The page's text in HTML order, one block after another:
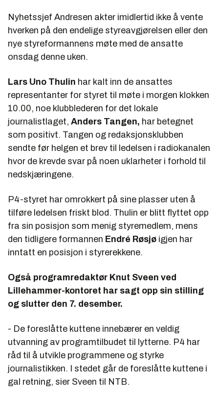
Nyhetssjef Andresen akter imidlertid ikke å vente
hverken på den endelige styreavgjørelsen eller den
nye styreformannens møte med de ansatte
onsdag denne uken.
Lars Uno Thulin har kalt inn de ansattes
representanter for styret til møte i morgen klokken
10.00, noe klubblederen for det lokale
journalistlaget, Anders Tangen, har betegnet
som positivt. Tangen og redaksjonsklubben
sendte før helgen et brev til ledelsen i radiokanalen
hvor de krevde svar på noen uklarheter i forhold til
nedskjæringene.
P4-styret har omrokkert på sine plasser uten å
tilføre ledelsen friskt blod. Thulin er blitt flyttet opp
fra sin posisjon som menig styremedlem, mens
den tidligere formannen Endré Røsjø igjen har
inntatt en posisjon i styrerekkene.
Også programredaktør Knut Sveen ved
Lillehammer-kontoret har sagt opp sin stilling
og slutter den 7. desember.
- De foreslåtte kuttene innebærer en veldig
utvanning av programtilbudet til lytterne. P4 har
råd til å utvikle programmene og styrke
journalistikken. I stedet går de foreslåtte kuttene i
gal retning, sier Sveen til NTB.